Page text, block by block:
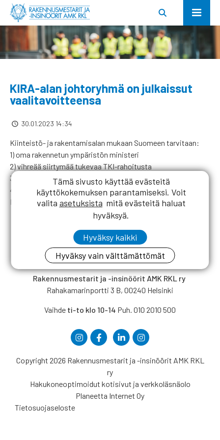
KIRA-alan johtoryhmä on julkaissut
vaalitavoitteensa
30.01.2023 14:34
Kiinteistö- ja rakentamisalan mukaan Suomeen tarvitaan:
1) oma rakennetun ympäristön ministeri
2) vihreää siirtymää tukevaa TKI-rahoitusta
3) ratkaisuja osaajapulaan
4) investointeja, jotka tukevat kasvua.
Lue lisää KIRA-alan hallitusohjelmatavoitteistatäältä
Rakennusmestarit ja -insinöörit AMK RKL ry
Rahakamarinportti 3 B, 00240 Helsinki
Vaihde ti-to klo 10-14 Puh. 010 2010 500
Copyright 2026 Rakennusmestarit ja -insinöörit AMK RKL
ry
Hakukoneoptimoidut kotisivut ja verkkoläsnäolo
Planeetta Internet Oy
Tietosuojaseloste
Tämä sivusto käyttää evästeitä
käyttökokemuksen parantamiseksi. Voit
valita asetuksista mitä evästeitä haluat
hyväksyä.
Hyväksy kaikki
Hyväksy vain välttämättömät